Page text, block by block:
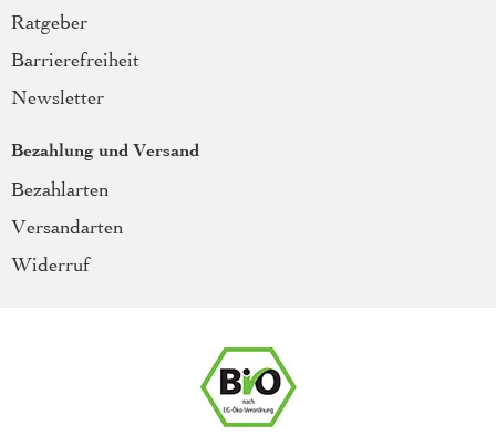
Ratgeber
Barrierefreiheit
Newsletter
Bezahlung und Versand
Bezahlarten
Versandarten
Widerruf